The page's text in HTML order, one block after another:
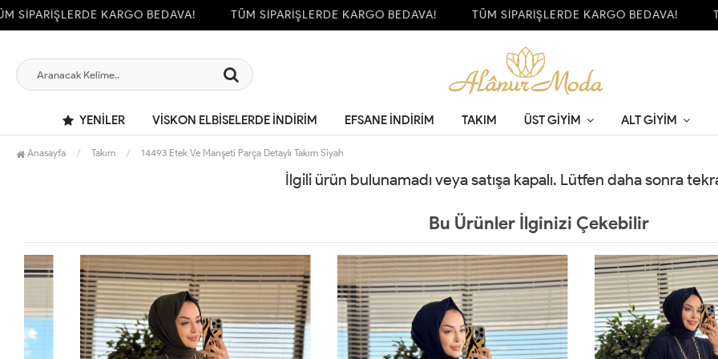
SİPARİŞLERDE KARGO BEDAVA! TÜM SİPARİŞLERDE KARGO BEDAVA! TÜM SİPARİŞLERDE KARGO BEDAVA!
YENILER VİSKON ELBİSELERDE İNDİRİM EFSANE İNDİRİM TAKIM ÜST GIYIM ALT GIYIM
Anasayfa Takım 14493 Etek Ve Manşeti Parça Detaylı Takım Siyah
İlgili ürün bulunamadı veya satışa kapalı. Lütfen daha sonra
Bu Ürünler İlginizi Çekebilir